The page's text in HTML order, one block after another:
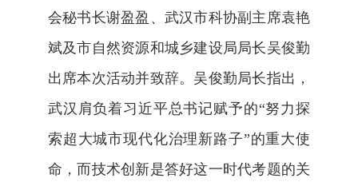
会秘书长谢盈盈、武汉市科协副主席袁艳
斌及市自然资源和城乡建设局局长吴俊勤
出席本次活动并致辞。吴俊勤局长指出，
武汉肩负着习近平总书记赋予的“努力探
索超大城市现代化治理新路子”的重大使
命，而技术创新是答好这一时代考题的关